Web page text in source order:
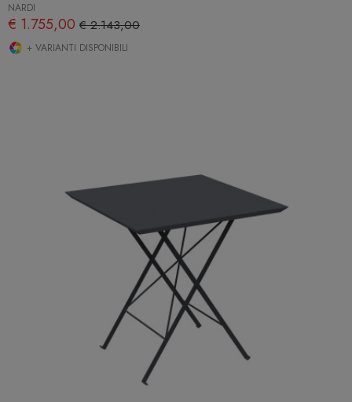
NARDI
€ 1.755,00 € 2.143,00
+ VARIANTI DISPONIBILI